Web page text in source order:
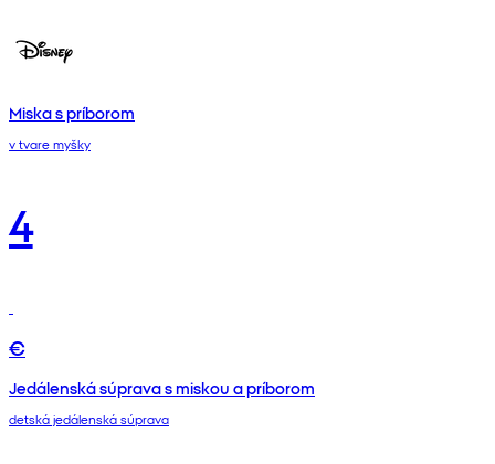
Miska s príborom
v tvare myšky
4
€
Jedálenská súprava s miskou a príborom
detská jedálenská súprava